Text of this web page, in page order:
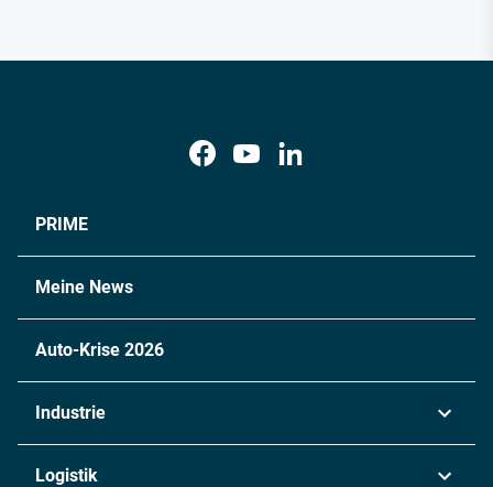
PRIME
Meine News
Auto-Krise 2026
Industrie
Logistik